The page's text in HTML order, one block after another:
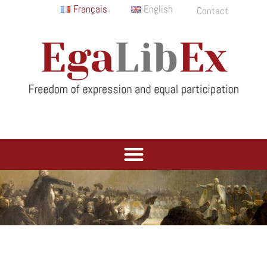
Français English Contact